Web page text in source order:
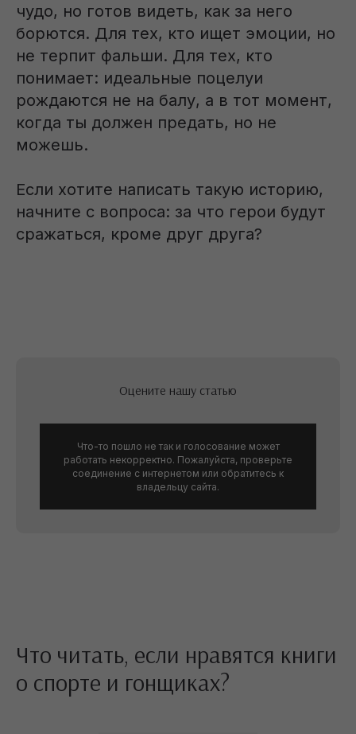
чудо, но готов видеть, как за него
борются. Для тех, кто ищет эмоции, но
не терпит фальши. Для тех, кто
понимает: идеальные поцелуи
рождаются не на балу, а в тот момент,
когда ты должен предать, но не
можешь.
Если хотите написать такую историю,
начните с вопроса: за что герои будут
сражаться, кроме друг друга?
Оцените нашу статью
Что-то пошло не так и голосование может
работать некорректно. Пожалуйста, проверьте
соединение с интернетом или обратитесь к
владельцу сайта.
Что читать, если нравятся книги
о спорте и гонщиках?
Все права защищены.
Вдохновение